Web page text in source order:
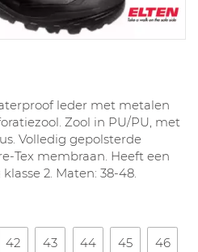
leder met metalen
Zool in PU/PU, met
Volledig gepolsterde
Tex membraan. Heeft een
2. Maten: 38-48.
42 43 44 45 46